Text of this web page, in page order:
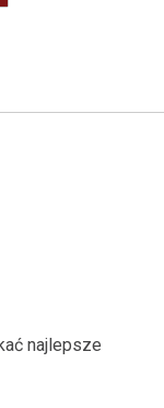
najlepsze